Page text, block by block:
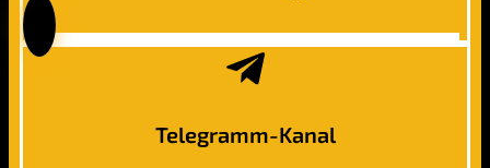
Telegramm-Kanal